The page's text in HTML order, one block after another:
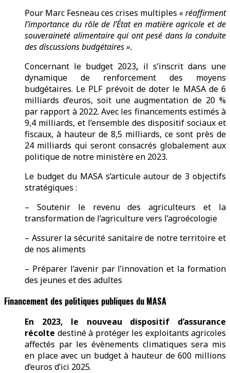
Pour Marc Fesneau ces crises multiples « réaffirment
l’importance du rôle de l’État en matière agricole et de
souveraineté alimentaire qui ont pesé dans la conduite
des discussions budgétaires ».
Concernant le budget 2023, il s’inscrit dans une
dynamique de renforcement des moyens
budgétaires. Le PLF prévoit de doter le MASA de 6
milliards d’euros, soit une augmentation de 20 %
par rapport à 2022. Avec les financements estimés à
9,4 milliards, et l’ensemble des dispositif sociaux et
fiscaux, à hauteur de 8,5 milliards, ce sont près de
24 milliards qui seront consacrés globalement aux
politique de notre ministère en 2023.
Le budget du MASA s’articule autour de 3 objectifs
stratégiques :
– Soutenir le revenu des agriculteurs et la
transformation de l’agriculture vers l’agroécologie
– Assurer la sécurité sanitaire de notre territoire et
de nos aliments
– Préparer l’avenir par l’innovation et la formation
des jeunes et des adultes
Financement des politiques publiques du MASA
En 2023, le nouveau dispositif d’assurance
récolte destiné à protéger les exploitants agricoles
affectés par les évènements climatiques sera mis
en place avec un budget à hauteur de600 millions
d’euros d’ici 2025.